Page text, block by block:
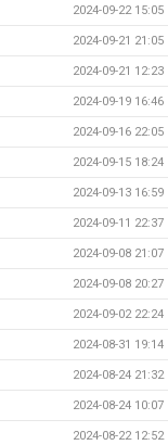
2024-09-22 15:05
2024-09-21 21:05
2024-09-21 12:23
2024-09-19 16:46
2024-09-16 22:05
2024-09-15 18:24
2024-09-13 16:59
2024-09-11 22:37
2024-09-08 21:07
2024-09-08 20:27
2024-09-02 22:24
2024-08-31 19:14
2024-08-24 21:32
2024-08-24 10:07
2024-08-22 12:52